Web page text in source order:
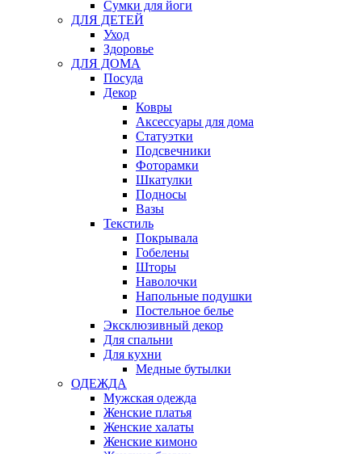
Сумки для йоги
ДЛЯ ДЕТЕЙ
Уход
Здоровье
ДЛЯ ДОМА
Посуда
Декор
Ковры
Аксессуары для дома
Статуэтки
Подсвечники
Фоторамки
Шкатулки
Подносы
Вазы
Текстиль
Покрывала
Гобелены
Шторы
Наволочки
Напольные подушки
Постельное белье
Эксклюзивный декор
Для спальни
Для кухни
Медные бутылки
ОДЕЖДА
Мужская одежда
Женские платья
Женские халаты
Женские кимоно